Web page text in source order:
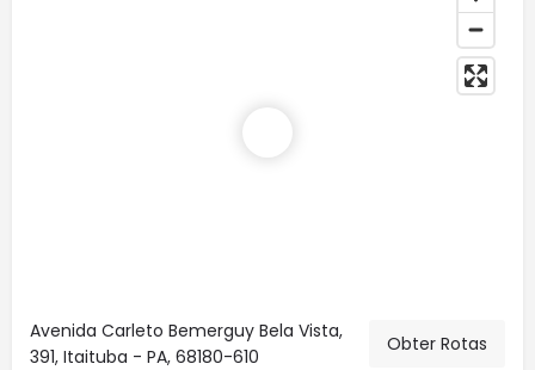
Avenida Carleto Bemerguy Bela Vista,
391, Itaituba - PA, 68180-610
Obter Rotas